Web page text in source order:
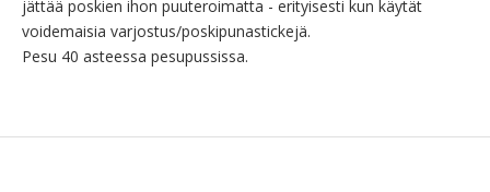
jättää poskien ihon puuteroimatta - erityisesti kun käytät
voidemaisia varjostus/poskipunastickejä.
Pesu 40 asteessa pesupussissa.